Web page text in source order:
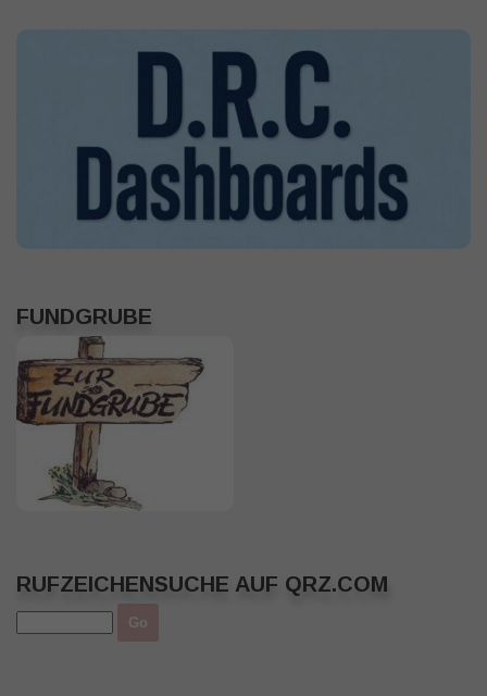
FUNDGRUBE
RUFZEICHENSUCHE AUF QRZ.COM